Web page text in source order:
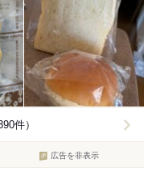
件）
広告を非表示